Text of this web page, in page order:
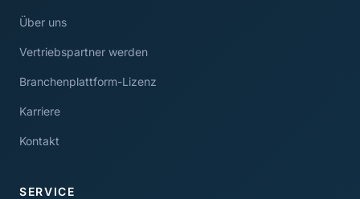
Über uns
Vertriebspartner werden
Branchenplattform-Lizenz
Karriere
Kontakt
SERVICE